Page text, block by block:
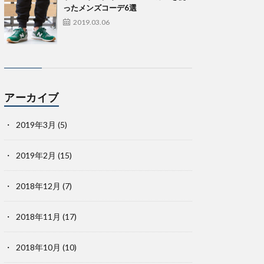
ったメンズコーデ6選
2019.03.06
アーカイブ
2019年3月 (5)
2019年2月 (15)
2018年12月 (7)
2018年11月 (17)
2018年10月 (10)